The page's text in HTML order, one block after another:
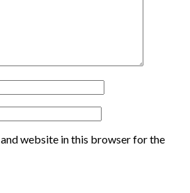
and website in this browser for the